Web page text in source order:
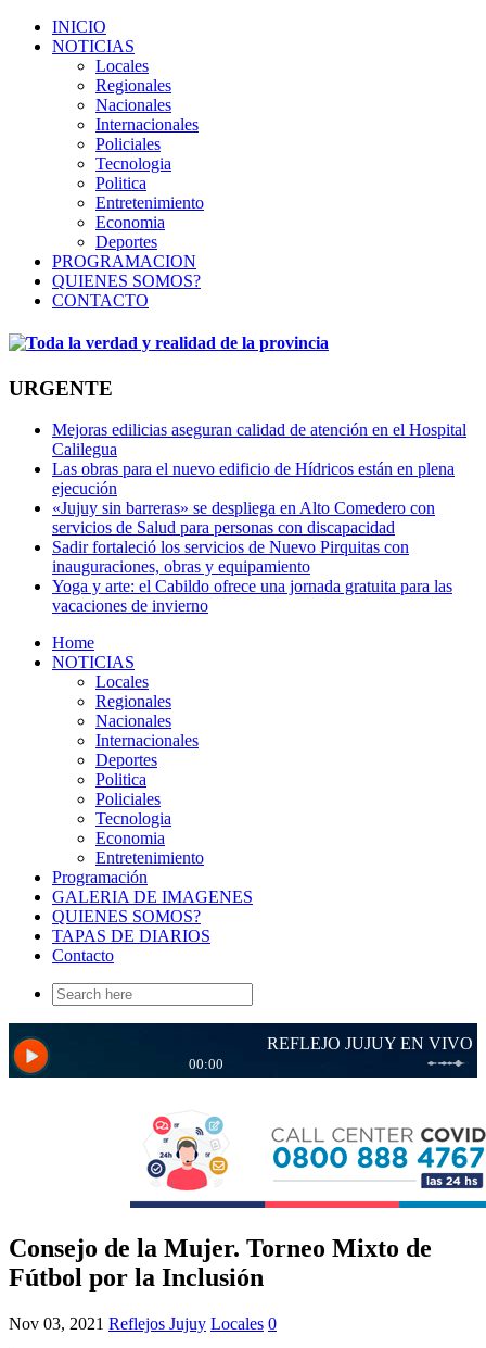
INICIO
NOTICIAS
Locales
Regionales
Nacionales
Internacionales
Policiales
Tecnologia
Politica
Entretenimiento
Economia
Deportes
PROGRAMACION
QUIENES SOMOS?
CONTACTO
URGENTE
Mejoras edilicias aseguran calidad de atención en el Hospital
Calilegua
Las obras para el nuevo edificio de Hídricos están en plena
ejecución
«Jujuy sin barreras» se despliega en Alto Comedero con
servicios de Salud para personas con discapacidad
Sadir fortaleció los servicios de Nuevo Pirquitas con
inauguraciones, obras y equipamiento
Yoga y arte: el Cabildo ofrece una jornada gratuita para las
vacaciones de invierno
Home
NOTICIAS
Locales
Regionales
Nacionales
Internacionales
Deportes
Politica
Policiales
Tecnologia
Economia
Entretenimiento
Programación
GALERIA DE IMAGENES
QUIENES SOMOS?
TAPAS DE DIARIOS
Contacto
Search
for:
Consejo de la Mujer. Torneo Mixto de
Fútbol por la Inclusión
Nov 03, 2021 Reflejos Jujuy Locales 0